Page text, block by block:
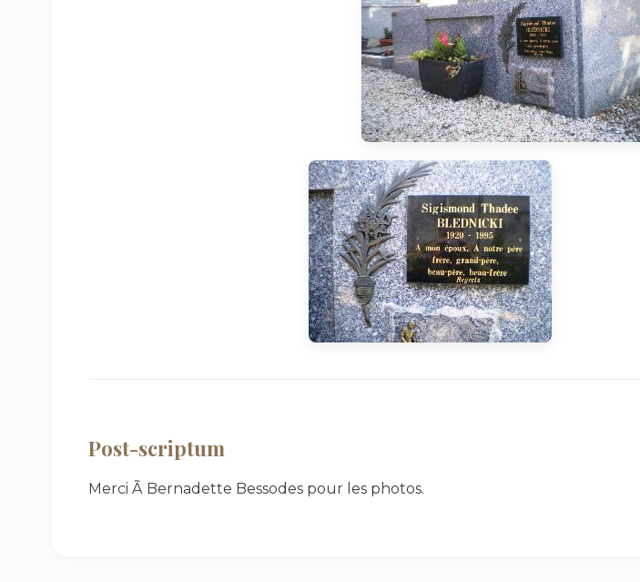
Post-scriptum
Merci Ã Bernadette Bessodes pour les photos.